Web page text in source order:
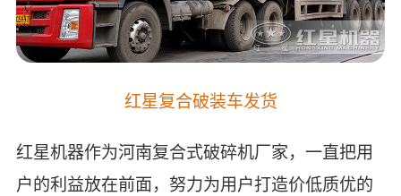
红星复合破装车发货
红星机器作为河南复合式破碎机厂家，一直把用
户的利益放在前面，努力为用户打造价低质优的